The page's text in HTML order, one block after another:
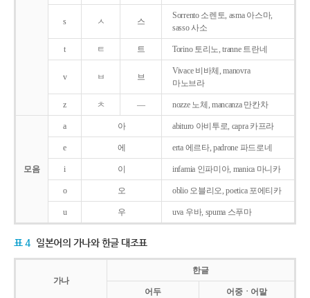
s ㅅ 스
Sorrento 소렌토, asma 아스마,
sasso 사소
t ㅌ 트 Torino 토리노, tranne 트란네
v ㅂ 브
Vivace 비바체, manovra
마노브라
z ㅊ ― nozze 노체, mancanza 만칸차
모음
a 아 abituro 아비투로, capra 카프라
e 에 erta 에르타, padrone 파드로네
i 이 infamia 인파미아, manica 마니카
o 오 oblio 오블리오, poetica 포에티카
u 우 uva 우바, spuma 스푸마
표 4 일본어의 가나와 한글 대조표
가나
한글
어두 어중ㆍ어말